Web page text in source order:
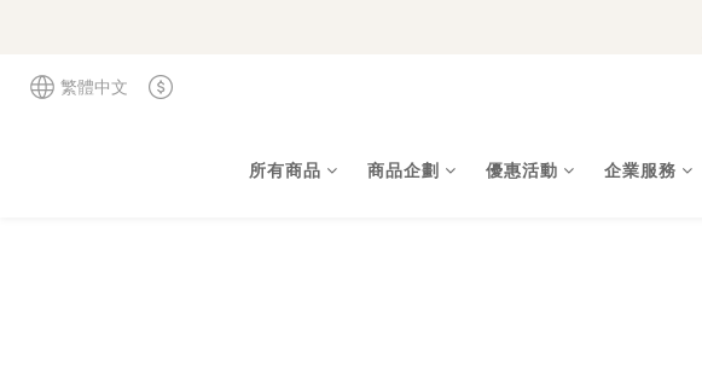
繁體中文
所有商品 商品企劃 優惠活動 企業服務